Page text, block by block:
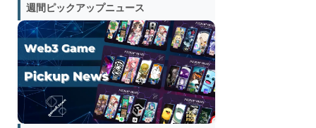
週間ピックアップニュース